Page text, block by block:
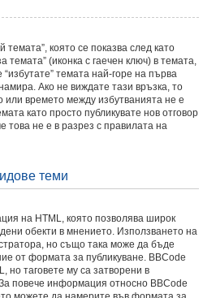
темата”, която се показва след като
темата” (иконка с гаечен ключ) в темата,
темата най-горе на първа
Ако не виждате тази връзка, то
времето между избутванията не е
като просто публикувате нов отговор
това не е в разрез с правилата на
теми
на HTML, която позволява широк
обекти в мнението. Използването на
но също така може да бъде
от формата за публикуване. BBCode
но таговете му са затворени в
повече информация относно BBCode